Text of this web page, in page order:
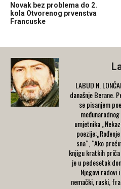
Novak bez problema do 2.
kola Otvorenog prvenstva
Francuske
LABUD N.
današnje Berane.
se pisanjem
umjetnika
sna“, “Ako
knjigu kratkih
je u pedesetak
Njegovi radovi
nemački, ruski,